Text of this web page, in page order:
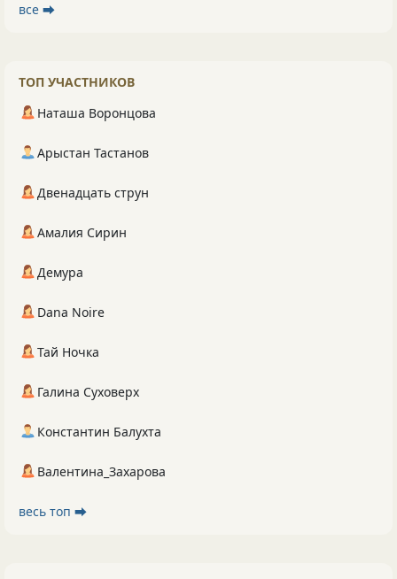
все ⮕
ТОП УЧАСТНИКОВ
Наташа Воронцова
Арыстан Тастанов
Двенадцать струн
Амалия Сирин
Демура
Dana Noire
Тай Ночка
Галина Суховерх
Константин Балухта
Валентина_Захарова
весь топ ⮕